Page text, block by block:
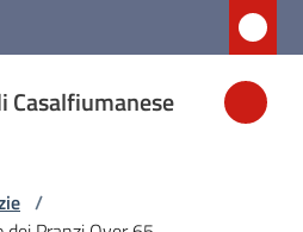
Casalfiumanese
/